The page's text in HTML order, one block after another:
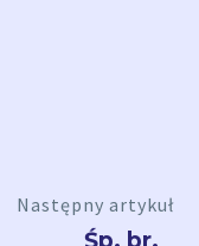
Następny artykuł